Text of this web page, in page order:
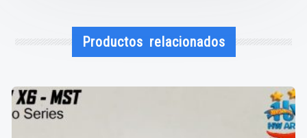
Productos relacionados